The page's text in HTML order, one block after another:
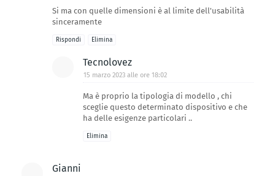
Si ma con quelle dimensioni è al limite dell'usabilità
sinceramente
Rispondi Elimina
Tecnolovez
15 marzo 2023 alle ore 18:02
Ma è proprio la tipologia di modello , chi
sceglie questo determinato dispositivo e che
ha delle esigenze particolari ..
Elimina
Gianni